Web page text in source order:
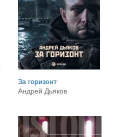
За горизонт
Андрей Дьяков